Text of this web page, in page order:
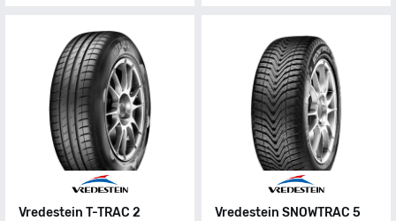
Vredestein T-TRAC 2
Vredestein SNOWTRAC 5